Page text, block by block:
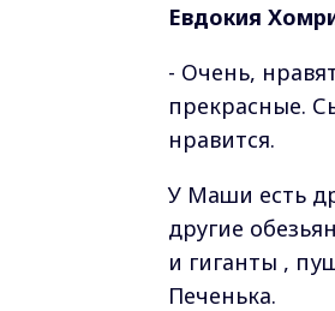
Евдокия
- Очень,
прекрасные.
нравится.
У Маши есть
другие
и гиганты ,
Печенька.